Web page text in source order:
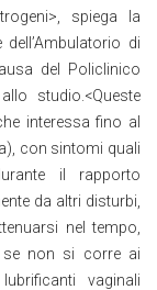
spiega la
di
del Policlinico
studio.<Queste
interessa fino al
con sintomi quali
il rapporto
da altri disturbi,
nel tempo,
se non si corre ai
vaginali